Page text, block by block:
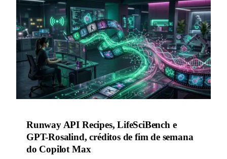
Runway API Recipes, LifeSciBench e
GPT-Rosalind, créditos de fim de semana
do Copilot Max